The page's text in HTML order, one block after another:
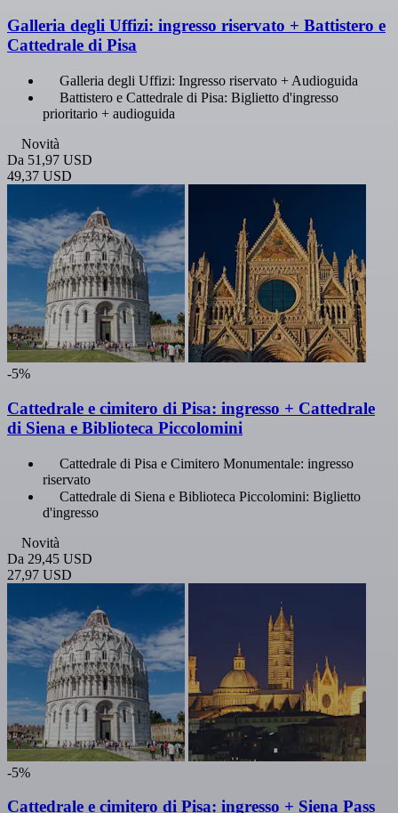
Galleria degli Uffizi: ingresso riservato + Battistero e
Cattedrale di Pisa
Galleria degli Uffizi: Ingresso riservato + Audioguida
Battistero e Cattedrale di Pisa: Biglietto d'ingresso
prioritario + audioguida
Novità
Da 51,97 USD
49,37 USD
-5%
Cattedrale e cimitero di Pisa: ingresso + Cattedrale
di Siena e Biblioteca Piccolomini
Cattedrale di Pisa e Cimitero Monumentale: ingresso
riservato
Cattedrale di Siena e Biblioteca Piccolomini: Biglietto
d'ingresso
Novità
Da 29,45 USD
27,97 USD
-5%
Cattedrale e cimitero di Pisa: ingresso + Siena Pass